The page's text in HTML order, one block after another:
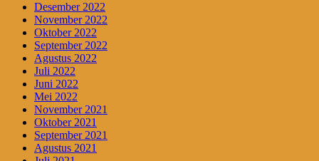
Desember 2022
November 2022
Oktober 2022
September 2022
Agustus 2022
Juli 2022
Juni 2022
Mei 2022
November 2021
Oktober 2021
September 2021
Agustus 2021